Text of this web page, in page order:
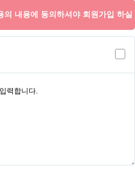
내용에 동의하셔야 회원가입 하실